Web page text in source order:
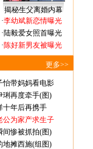
揭秘生父离婚内幕
·李幼斌新恋情曝光
·陆毅爱女照首曝光
·陈好新男友被曝光
更多>>
怡带妈妈看电影
琍再度牵手(图)
十年后再携手
公为家产求生子
间惨被抓拍(图)
地摊西施(组图)